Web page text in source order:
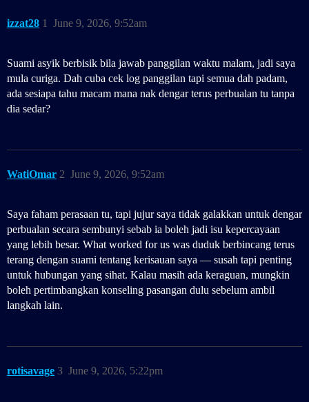
izzat28 June 9, 2026, 9:52am
1
Suami asyik berbisik bila jawab panggilan waktu malam, jadi saya
mula curiga. Dah cuba cek log panggilan tapi semua dah padam,
ada sesiapa tahu macam mana nak dengar terus perbualan tu tanpa
dia sedar?
WatiOmar June 9, 2026, 9:52am
2
Saya faham perasaan tu, tapi jujur saya tidak galakkan untuk dengar
perbualan secara sembunyi sebab ia boleh jadi isu kepercayaan
yang lebih besar. What worked for us was duduk berbincang terus
terang dengan suami tentang kerisauan saya — susah tapi penting
untuk hubungan yang sihat. Kalau masih ada keraguan, mungkin
boleh pertimbangkan konseling pasangan dulu sebelum ambil
langkah lain.
rotisavage June 9, 2026, 5:22pm
3